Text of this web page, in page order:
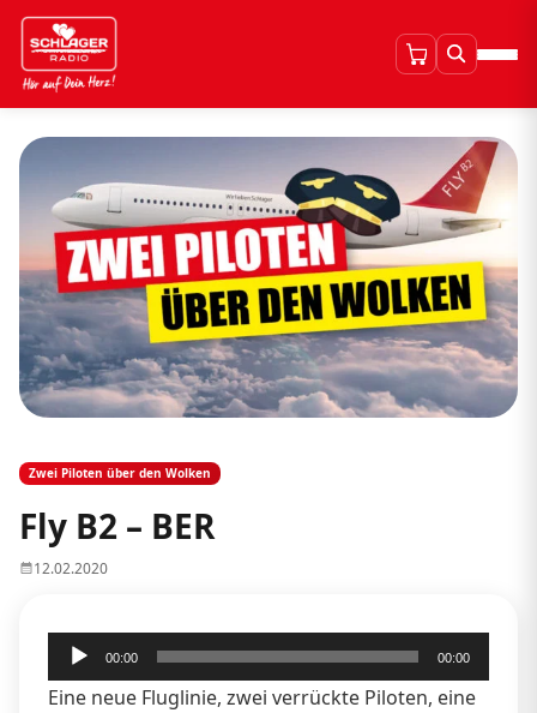
Zwei Piloten über den Wolken
Fly B2 – BER
12.02.2020
Audio-
Player
00:00 00:00
Eine neue Fluglinie, zwei verrückte Piloten, eine